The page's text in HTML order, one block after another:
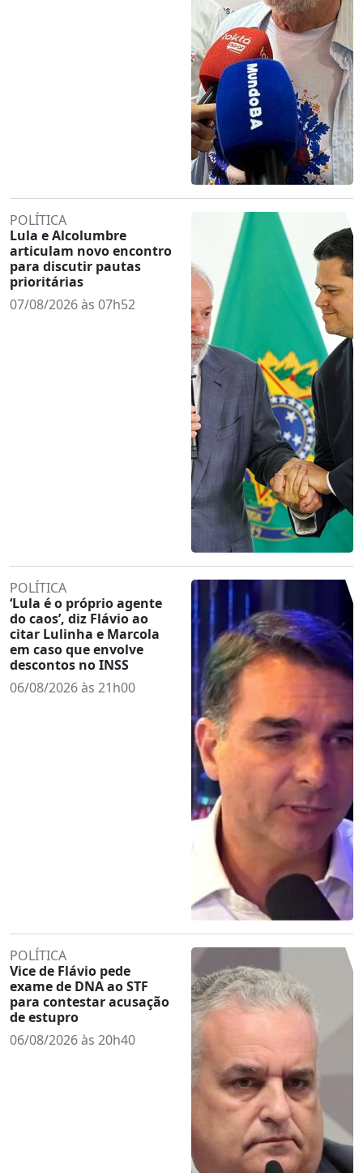
POLÍTICA
Lula e Alcolumbre
articulam novo encontro
para discutir pautas
prioritárias
07/08/2026 às 07h52
POLÍTICA
‘Lula é o próprio agente
do caos’, diz Flávio ao
citar Lulinha e Marcola
em caso que envolve
descontos no INSS
06/08/2026 às 21h00
POLÍTICA
Vice de Flávio pede
exame de DNA ao STF
para contestar acusação
de estupro
06/08/2026 às 20h40